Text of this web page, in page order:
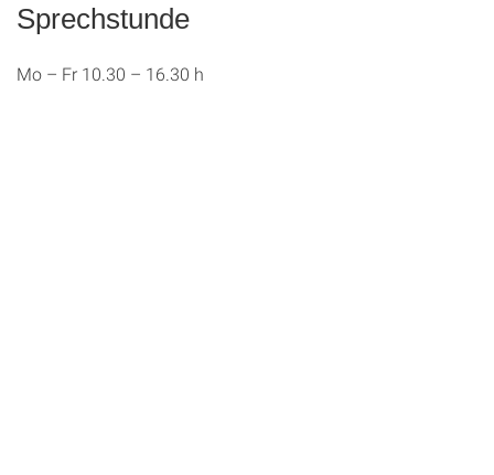
Sprechstunde
Mo – Fr 10.30 – 16.30 h